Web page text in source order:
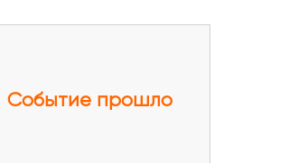
Событие прошло